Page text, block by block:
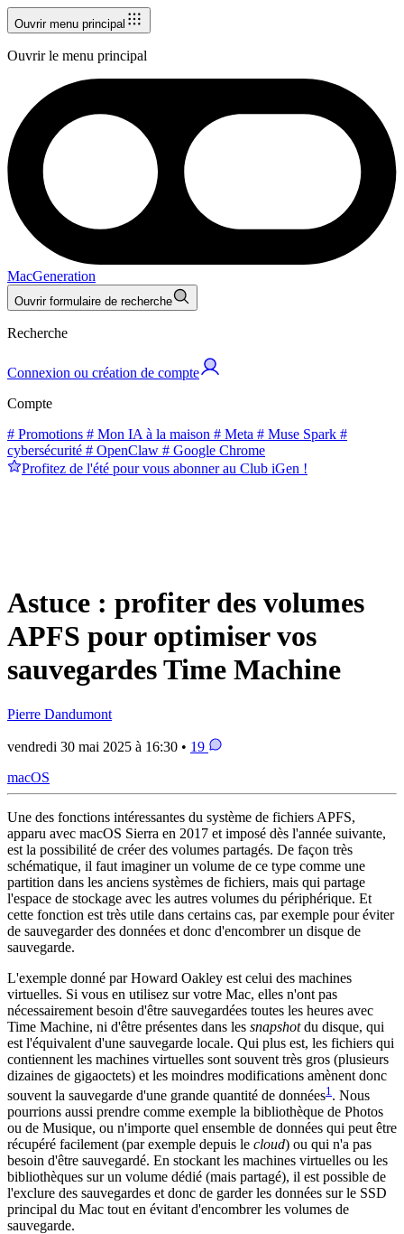
Ouvrir menu principal
Ouvrir le menu principal
MacGeneration
Ouvrir formulaire de recherche
Recherche
Connexion ou création de compte
Compte
# Promotions # Mon IA à la maison # Meta # Muse Spark #
cybersécurité # OpenClaw # Google Chrome
Profitez de l'été pour vous abonner au Club iGen !
Astuce : profiter des volumes
APFS pour optimiser vos
sauvegardes Time Machine
Pierre Dandumont
vendredi 30 mai 2025 à 16:30 • 19
macOS
Une des fonctions intéressantes du système de fichiers APFS,
apparu avec macOS Sierra en 2017 et imposé dès l'année suivante,
est la possibilité de créer des volumes partagés. De façon très
schématique, il faut imaginer un volume de ce type comme une
partition dans les anciens systèmes de fichiers, mais qui partage
l'espace de stockage avec les autres volumes du périphérique. Et
cette fonction est très utile dans certains cas, par exemple pour éviter
de sauvegarder des données et donc d'encombrer un disque de
sauvegarde.
L'exemple donné par Howard Oakley est celui des machines
virtuelles. Si vous en utilisez sur votre Mac, elles n'ont pas
nécessairement besoin d'être sauvegardées toutes les heures avec
Time Machine, ni d'être présentes dans les snapshotdu disque, qui
est l'équivalent d'une sauvegarde locale. Qui plus est, les fichiers qui
contiennent les machines virtuelles sont souvent très gros (plusieurs
dizaines de gigaoctets) et les moindres modifications amènent donc
souvent la sauvegarde d'une grande quantité de données1 . Nous
pourrions aussi prendre comme exemple la bibliothèque de Photos
ou de Musique, ou n'importe quel ensemble de données qui peut être
récupéré facilement (par exemple depuis le cloud) ou qui n'a pas
besoin d'être sauvegardé. En stockant les machines virtuelles ou les
bibliothèques sur un volume dédié (mais partagé), il est possible de
l'exclure des sauvegardes et donc de garder les données sur le SSD
principal du Mac tout en évitant d'encombrer les volumes de
sauvegarde.